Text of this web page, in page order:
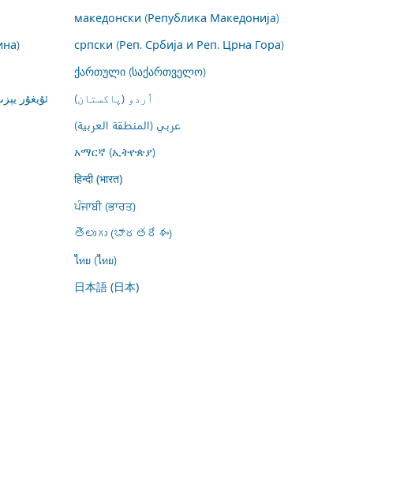
македонски (Република Македонија)
српски (Реп. Србија и Реп. Црна Гора)
ქართული (საქართველო)
ئۇيغۇر
اُردو (پاکستان)
عربي (المنطقة العربية)
አማርኛ (ኢትዮጵያ)
हिन्दी (भारत)
ਪੰਜਾਬੀ (ਭਾਰਤ)
తెలుగు (భారతదేశం)
ไทย (ไทย)
日本語 (日本)